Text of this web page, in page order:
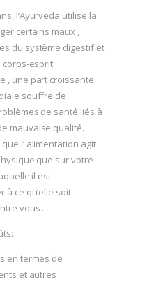
l’Ayurveda utilise la
certains maux ,
du système digestif et
esprit.
, une part croissante
souffre de
de santé liés à
mauvaise qualité.
l’ alimentation agit
que sur votre
il est
ce qu’elle soit
vous .
en termes de
et autres